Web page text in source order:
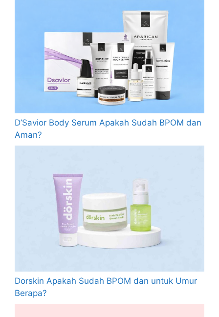
D’Savior Body Serum Apakah Sudah BPOM dan
Aman?
Dorskin Apakah Sudah BPOM dan untuk Umur
Berapa?